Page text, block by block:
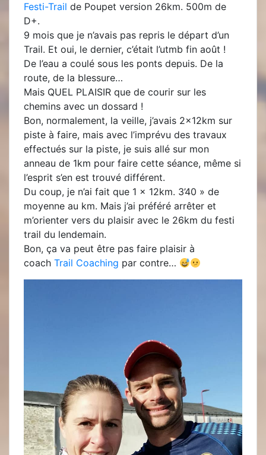
Festi-Trail de Poupet version 26km. 500m de
D+.
9 mois que je n’avais pas repris le départ d’un
Trail. Et oui, le dernier, c’était l’utmb fin août !
De l’eau a coulé sous les ponts depuis. De la
route, de la blessure…
Mais QUEL PLAISIR que de courir sur les
chemins avec un dossard !
Bon, normalement, la veille, j’avais 2x12km sur
piste à faire, mais avec l’imprévu des travaux
effectués sur la piste, je suis allé sur mon
anneau de 1km pour faire cette séance, même si
l’esprit s’en est trouvé différent.
Du coup, je n’ai fait que 1 x 12km. 3’40 » de
moyenne au km. Mais j’ai préféré arrêter et
m’orienter vers du plaisir avec le 26km du festi
trail du lendemain.
Bon, ça va peut être pas faire plaisir à
coach Trail Coaching par contre…